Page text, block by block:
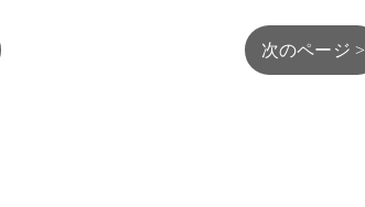
次のページ >